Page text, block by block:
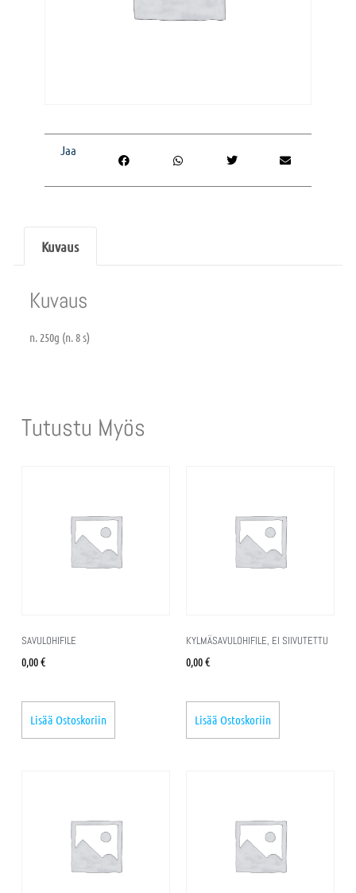
Jaa
Kuvaus
Kuvaus
n. 250g (n. 8 s)
Tutustu Myös
SAVULOHIFILE
0,00€
Lisää Ostoskoriin
KYLMÄSAVULOHIFILE, EI SIIVUTETTU
0,00€
Lisää Ostoskoriin